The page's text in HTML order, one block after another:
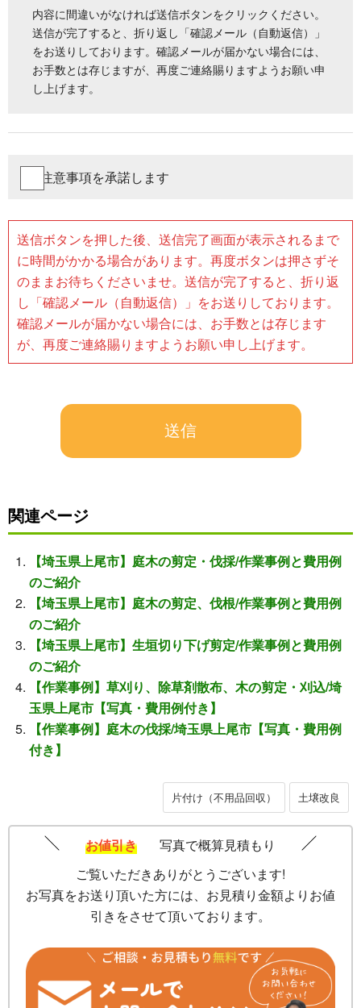
おります。
個人情報について
私どもが取り扱うお客様の情報は、ご依頼業務遂
行、サービス提供のご案内・ご連絡に利用致しま
す。 法令に基づく要請がある場合やお客様の同意が
ん。
お問い合わせ時期によって、作業完了までにお時間
を頂く場合もございます。
内容に間違いがなければ送信ボタンをクリックください。
送信が完了すると、折り返し「確認メール（自動返信）」
をお送りしております。確認メールが届かない場合には、
お手数とは存じますが、再度ご連絡賜りますようお願い申
し上げます。
注意事項を承諾します
送信ボタンを押した後、送信完了画面が表示されるまで
に時間がかかる場合があります。再度ボタンは押さずそ
のままお待ちくださいませ。送信が完了すると、折り返
し「確認メール（自動返信）」をお送りしております。
確認メールが届かない場合には、お手数とは存じます
が、再度ご連絡賜りますようお願い申し上げます。
関連ページ
【埼玉県上尾市】庭木の剪定・伐採/作業事例と費用例
のご紹介
【埼玉県上尾市】庭木の剪定、伐根/作業事例と費用例
のご紹介
【埼玉県上尾市】生垣切り下げ剪定/作業事例と費用例
のご紹介
【作業事例】草刈り、除草剤散布、木の剪定・刈込/埼
玉県上尾市【写真・費用例付き】
【作業事例】庭木の伐採/埼玉県上尾市【写真・費用例
付き】
片付け（不用品回収） 土壌改良
お値引き
写真で概算見積もり
ご覧いただきありがとうございます!
お写真をお送り頂いた方には、お見積り金額よりお値
引きをさせて頂いております。